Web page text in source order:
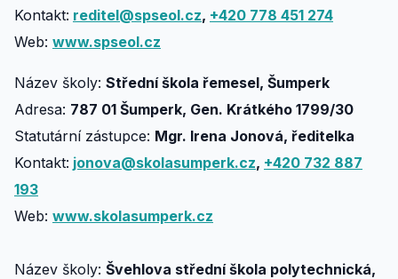
Kontakt: reditel@spseol.cz, +420 778 451 274
Web: www.spseol.cz
Název školy: Střední škola řemesel, Šumperk
Adresa: 787 01 Šumperk, Gen. Krátkého 1799/30
Statutární zástupce: Mgr. Irena Jonová, ředitelka
Kontakt: jonova@skolasumperk.cz, +420 732 887
193
Web: www.skolasumperk.cz
Název školy: Švehlova střední škola polytechnická,